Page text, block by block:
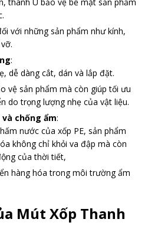
với những sản phẩm như kính,
:
dễ dàng cắt, dán và lắp đặt.
vệ sản phẩm mà còn giúp tối ưu
do trọng lượng nhẹ của vật liệu.
chống ẩm:
nước của xốp PE, sản phẩm
không chỉ khỏi va đập mà còn
của thời tiết,
hàng hóa trong môi trường ẩm
Mút Xốp Thanh